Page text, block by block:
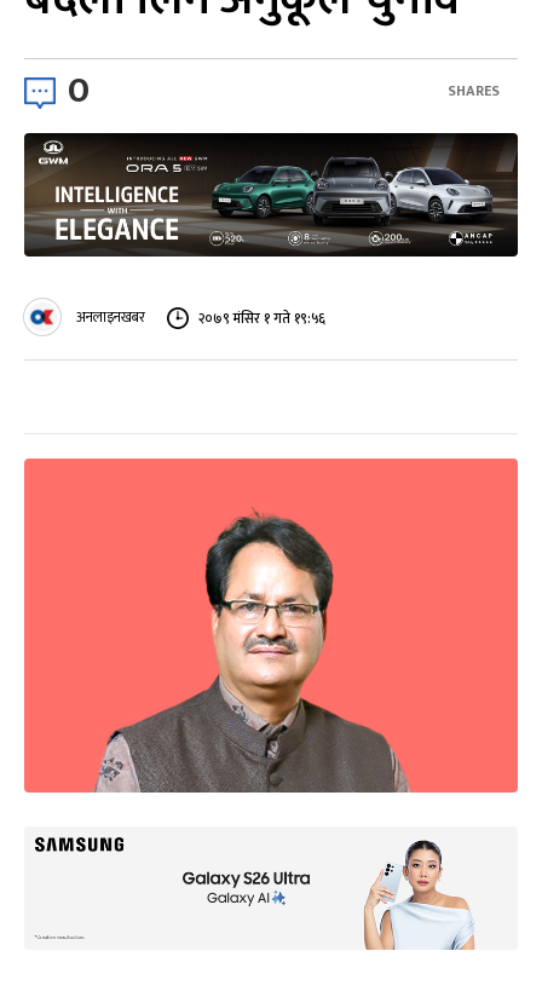
0 SHARES
अनलाइनखबर २०७९ मंसिर १ गते १९:५६